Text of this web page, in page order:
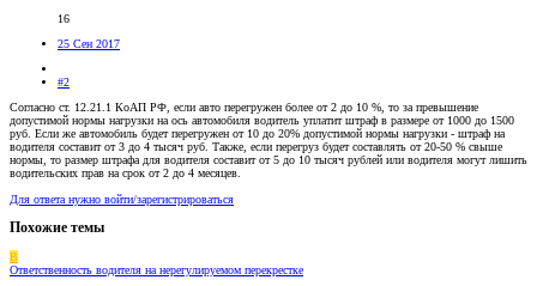
16
25 Сен 2017
#2
Согласно ст. 12.21.1 КоАП РФ, если авто перегружен более от 2 до 10 %, то за превышение
допустимой нормы нагрузки на ось автомобиля водитель уплатит штраф в размере от 1000 до 1500
руб. Если же автомобиль будет перегружен от 10 до 20% допустимой нормы нагрузки - штраф на
водителя составит от 3 до 4 тысяч руб. Также, если перегруз будет составлять от 20-50 % свыше
нормы, то размер штрафа для водителя составит от 5 до 10 тысяч рублей или водителя могут лишить
водительских прав на срок от 2 до 4 месяцев.
Для ответа нужно войти/зарегистрироваться
Похожие темы
B
Ответственность водителя на нерегулируемом перекрестке